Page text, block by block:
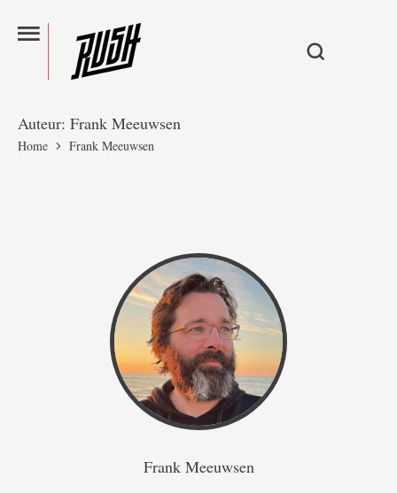
Auteur: Frank Meeuwsen
Home Frank Meeuwsen
Frank Meeuwsen